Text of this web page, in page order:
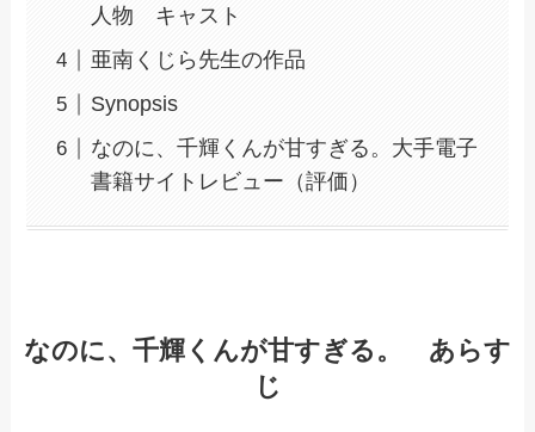
人物 キャスト
亜南くじら先生の作品
Synopsis
なのに、千輝くんが甘すぎる。大手電子
書籍サイトレビュー（評価）
なのに、千輝くんが甘すぎる。 あらす
じ